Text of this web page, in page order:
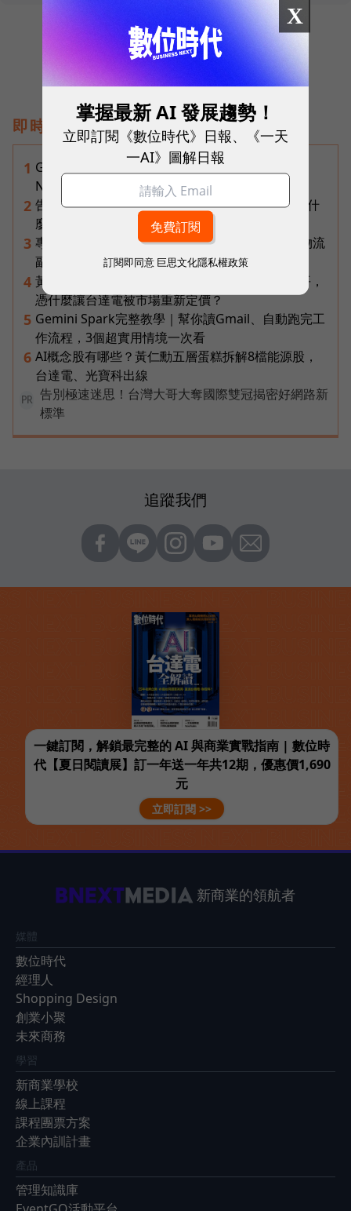
即時熱門文章
1 Gemini完整教學地圖！37篇實測整理，
Notebooks、Spark、提示詞架構全打包
2 告別「極速迷思」！Opensignal 國際評比揭密：什
麼才是 5G 時代的好網路？
3 專訪｜進貨沒變快，momo為何仍導入機器人？物流
副總揭比拚速度更棘手的缺工難題
4 黃仁勳兆元宴永遠站最後一排！最低調的二代鄭平，
憑什麼讓台達電被市場重新定價？
5 Gemini Spark完整教學｜幫你讀Gmail、自動跑完工
作流程，3個超實用情境一次看
6 AI概念股有哪些？黃仁勳五層蛋糕拆解8檔能源股，
台達電、光寶科出線
PR
告別極速迷思！台灣大哥大奪國際雙冠揭密好網路新
標準
追蹤我們
一鍵訂閱，解鎖最完整的 AI 與商業實戰指南 | 數位時
代【夏日閱讀展】訂一年送一年共12期，優惠價1,690
元
立即訂閱 >>
新商業的領航者
媒體
數位時代
經理人
Shopping Design
創業小聚
未來商務
學習
新商業學校
線上課程
課程團票方案
企業內訓計畫
產品
管理知識庫
X
掌握最新 AI 發展趨勢！
立即訂閱《數位時代》日報、《一天
一AI》圖解日報
訂閱即同意 巨思文化隱私權政策